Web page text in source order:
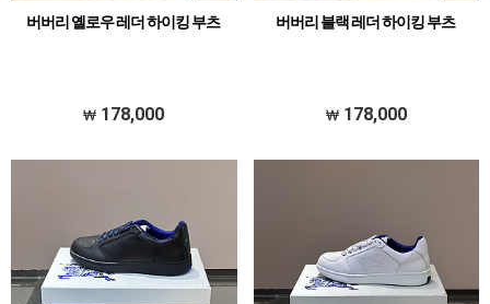
버버리 옐로우 레더 하이킹 부츠
178,000
버버리 블랙 레더 하이킹 부츠
178,000